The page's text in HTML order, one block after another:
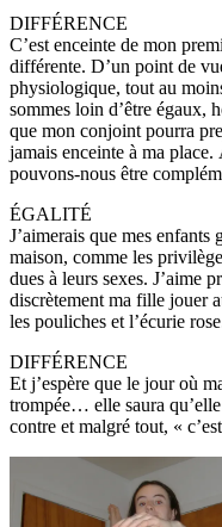
DIFFÉRENCE
C’est enceinte de mon
différente. D’un point de
physiologique, tout au
sommes loin d’être égaux,
que mon conjoint pourra
jamais enceinte à ma
pouvons-nous être
ÉGALITÉ
J’aimerais que mes
maison, comme les
dues à leurs sexes. J’aime
discrètement ma fille jouer
les pouliches et l’écurie
DIFFÉRENCE
Et j’espère que le jour où
trompée… elle saura
contre et malgré tout, «